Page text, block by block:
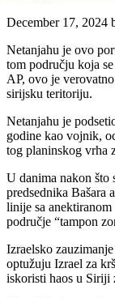
December 17, 2024
Netanjahu je ovo
tom području koja
AP, ovo je
sirijsku teritoriju.
Netanjahu je
godine kao vojnik,
tog planinskog vrha
U danima nakon
predsednika Bašara
linije sa
područje “tampon
Izraelsko
optužuju Izrael za
iskoristi haos u Siriji